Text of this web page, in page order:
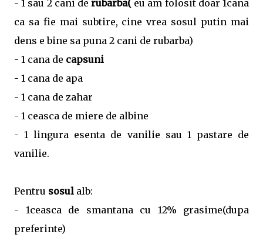
- 1 sau 2 cani derubarba( eu am folosit doar 1cana
ca sa fie mai subtire, cine vrea sosul putin mai
dens e bine sa puna 2 cani de rubarba)
- 1 cana de capsuni
- 1 cana de apa
- 1 cana de zahar
- 1 ceasca de miere de albine
- 1 lingura esenta de vanilie sau 1 pastare de
vanilie.
Pentru sosul alb:
- 1ceasca de smantana cu 12% grasime(dupa
preferinte)